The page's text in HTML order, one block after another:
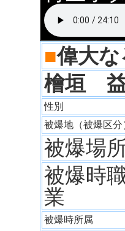
■偉大
檜垣
性別
被爆地（被爆区分
被爆場
被爆時
業
被爆時所属